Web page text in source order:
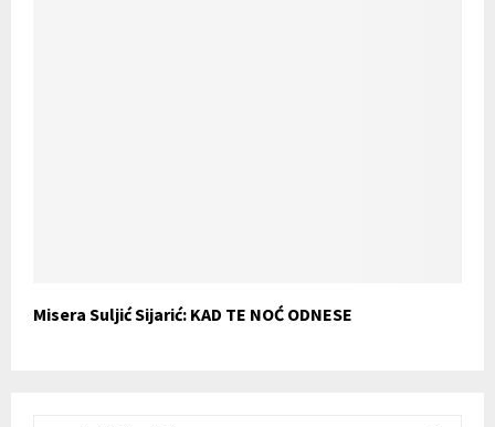
Misera Suljić Sijarić: KAD TE NOĆ ODNESE